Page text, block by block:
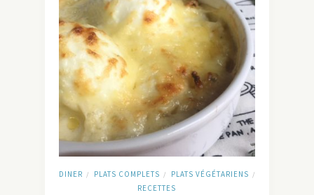
DINER / PLATS COMPLETS / PLATS VÉGÉTARIENS /
RECETTES